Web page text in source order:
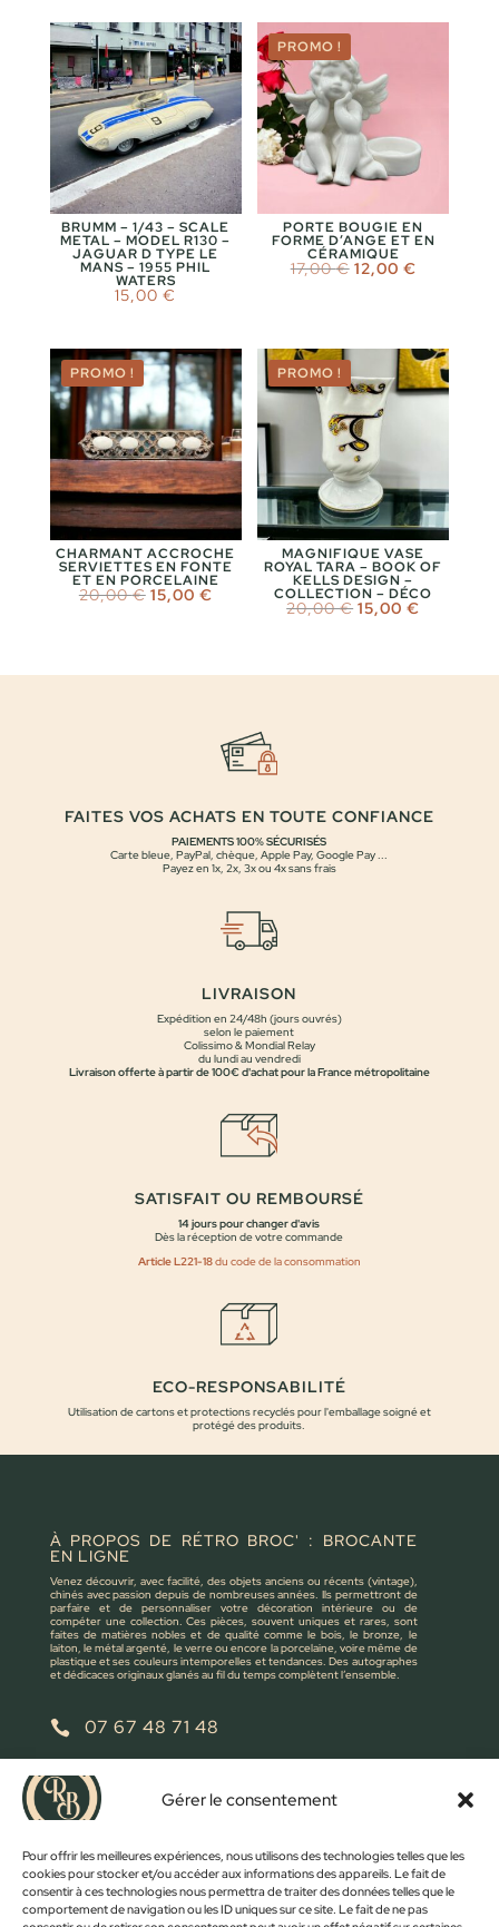
Gérer le consentement
Pour offrir les meilleures expériences, nous utilisons des technologies telles que les
cookies pour stocker et/ou accéder aux informations des appareils. Le fait de
consentir à ces technologies nous permettra de traiter des données telles que le
comportement de navigation ou les ID uniques sur ce site. Le fait de ne pas
BRUMM – 1/43 – SCALE
METAL – MODEL R130 –
JAGUAR D TYPE LE
MANS – 1955 PHIL
WATERS
15,00€
PROMO !
PORTE BOUGIE EN
FORME D’ANGE ET EN
CÉRAMIQUE
17,00€ Le
prix
12,00 €Le
PROMO !
CHARMANT ACCROCHE
SERVIETTES EN FONTE
ET EN PORCELAINE
20,00€ Le
prix
15,00 €Le
PROMO !
MAGNIFIQUE VASE
ROYAL TARA – BOOK OF
KELLS DESIGN –
COLLECTION – DÉCO
20,00€ Le
prix
15,00€
FAITES VOS ACHATS EN TOUTE CONFIANCE
PAIEMENTS 100% SÉCURISÉS
Carte bleue, PayPal, chèque, Apple Pay, Google Pay ...
Payez en 1x, 2x, 3x ou 4x sans frais
LIVRAISON
Expédition en 24/48h (jours ouvrés)
selon le paiement
Colissimo & Mondial Relay
du lundi au vendredi
Livraison offerte à partir de 100€ d'achat pour la France métropolitaine
SATISFAIT OU REMBOURSÉ
14 jours pour changer d'avis
Dès la réception de votre commande
Article L221-18du code de la consommation
ECO-RESPONSABILITÉ
Utilisation de cartons et protections recyclés pour l'emballage soigné et
protégé des produits.
À PROPOS DE RÉTRO BROC' : BROCANTE
EN LIGNE
Venez découvrir, avec facilité, des objets anciens ou récents (vintage),
chinés avec passion depuis de nombreuses années. Ils permettront de
parfaire et de personnaliser votre décoration intérieure ou de
compéter une collection. Ces pièces, souvent uniques et rares, sont
faites de matières nobles et de qualité comme le bois, le bronze, le
laiton, le métal argenté, le verre ou encore la porcelaine, voire même de
plastique et ses couleurs intemporelles et tendances. Des autographes
et dédicaces originaux glanés au fil du temps complètent l’ensemble.
 07 67 48 71 48
 retrobroc85@gmail.com